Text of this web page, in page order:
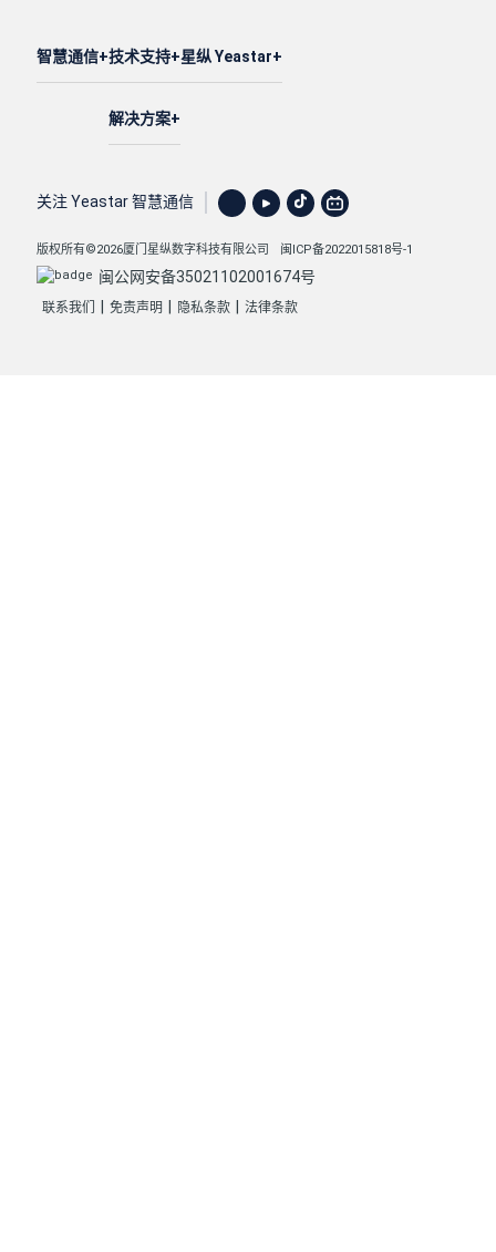
智慧通信 技术支持
解决方案
星纵 Yeastar
关注 Yeastar 智慧通信
版权所有©2026厦门星纵数字科技有限公司 闽ICP备2022015818号-1
闽公网安备35021102001674号
联系我们 免责声明 隐私条款 法律条款